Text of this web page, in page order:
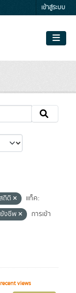
เข้าสู่ระบบ
ถิติ
แท็ค:
ยังชีพ
การเข้า
views